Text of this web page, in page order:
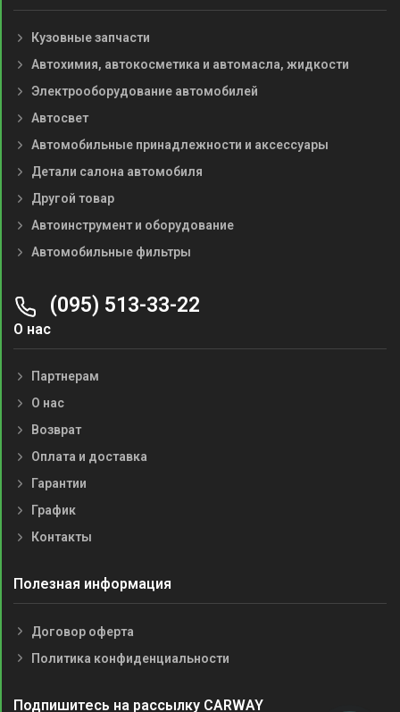
Кузовные запчасти
Автохимия, автокосметика и автомасла, жидкости
Электрооборудование автомобилей
Автосвет
Автомобильные принадлежности и аксессуары
Детали салона автомобиля
Другой товар
Автоинструмент и оборудование
Автомобильные фильтры
(095) 513-33-22
О нас
Партнерам
О нас
Возврат
Оплата и доставка
Гарантии
График
Контакты
Полезная информация
Договор оферта
Политика конфиденциальности
Подпишитесь на рассылку CARWAY